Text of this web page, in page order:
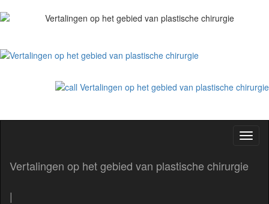
Vertalingen op het gebied van plastische chirurgie
|